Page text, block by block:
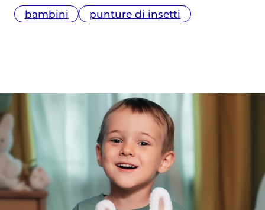
bambini punture di insetti
specialmente in ambito materno-
infantile